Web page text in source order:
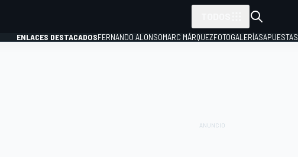
ENLACES DESTACADOSFERNANDO ALONSOMARC MÁRQUEZFOTOGALERÍASAPUESTAS